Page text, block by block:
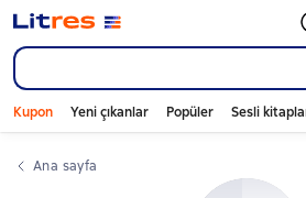
Kupon Yeni çıkanlar Popüler Sesli
Ana sayfa
Слайдер с книгами